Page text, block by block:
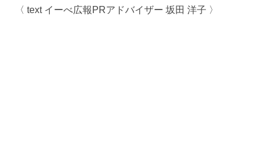
〈 text イーべ広報PRアドバイザー 坂田 洋子 〉